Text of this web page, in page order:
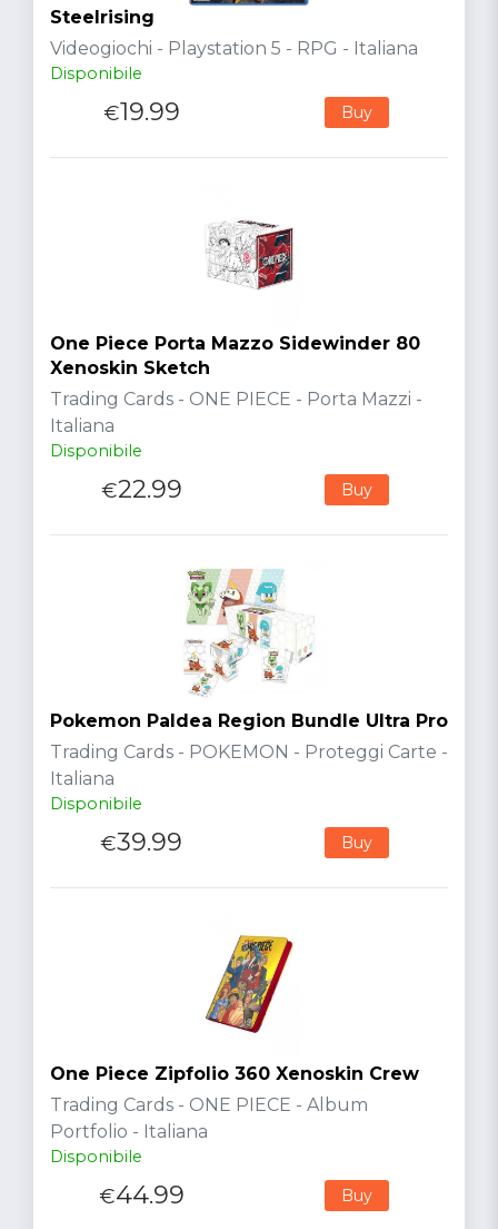
Steelrising
Videogiochi - Playstation 5 - RPG - Italiana
Disponibile
€19.99 Buy
One Piece Porta Mazzo Sidewinder 80
Xenoskin Sketch
Trading Cards - ONE PIECE - Porta Mazzi -
Italiana
Disponibile
€22.99 Buy
Pokemon Paldea Region Bundle Ultra Pro
Trading Cards - POKEMON - Proteggi Carte -
Italiana
Disponibile
€39.99 Buy
One Piece Zipfolio 360 Xenoskin Crew
Trading Cards - ONE PIECE - Album
Portfolio - Italiana
Disponibile
€44.99 Buy